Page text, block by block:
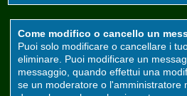
Come modifico o cancello un
Puoi solo modificare o cancellare i
eliminare. Puoi modificare un
messaggio, quando effettui una
se un moderatore o l'amministratore